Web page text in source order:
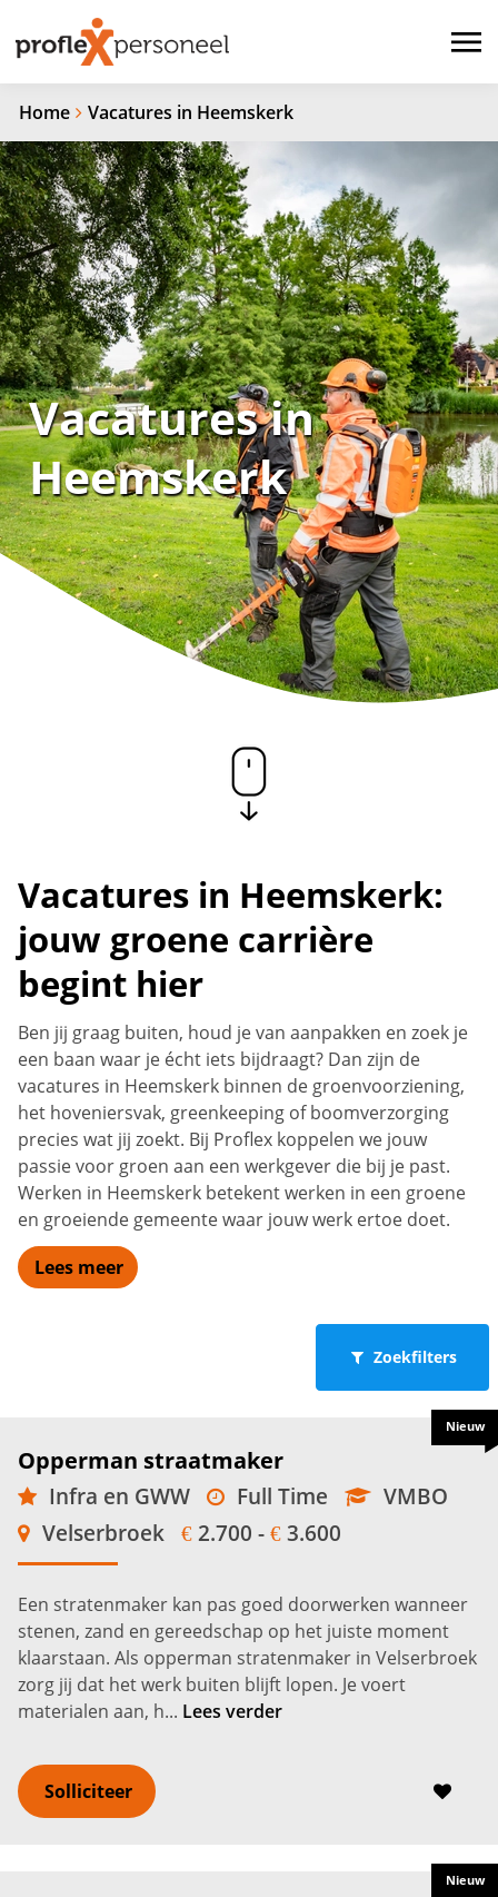
Home Vacatures in Heemskerk
Vacatures in
Heemskerk
Vacatures in Heemskerk:
jouw groene carrière
begint hier
Ben jij graag buiten, houd je van aanpakken en zoek je
een baan waar je écht iets bijdraagt? Dan zijn de
vacatures in Heemskerk binnen de groenvoorziening,
het hoveniersvak, greenkeeping of boomverzorging
precies wat jij zoekt. Bij Proflex koppelen we jouw
passie voor groen aan een werkgever die bij je past.
Werken in Heemskerk betekent werken in een groene
en groeiende gemeente waar jouw werk ertoe doet.
Lees meer
Zoekfilters
Opperman straatmaker
Infra en GWW Full Time
VMBO
Velserbroek
€ 2.700 - € 3.600
Een stratenmaker kan pas goed doorwerken wanneer
stenen, zand en gereedschap op het juiste moment
klaarstaan. Als opperman stratenmaker in Velserbroek
zorg jij dat het werk buiten blijft lopen. Je voert
materialen aan, h... Lees verder
Solliciteer
Nieuw
Nieuw